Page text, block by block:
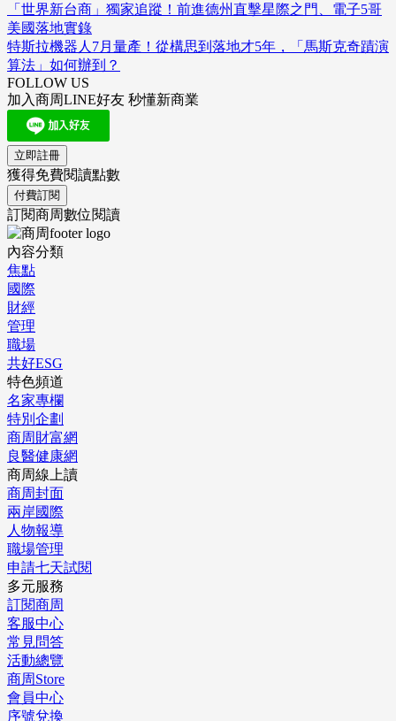
「世界新台商」獨家追蹤！前進德州直擊星際之門、電子5哥
美國落地實錄
特斯拉機器人7月量產！從構思到落地才5年，「馬斯克奇蹟演
算法」如何辦到？
FOLLOW US
加入商周LINE好友 秒懂新商業
立即註冊
獲得免費閱讀點數
付費訂閱
訂閱商周數位閱讀
內容分類
焦點
國際
財經
管理
職場
共好ESG
特色頻道
名家專欄
特別企劃
商周財富網
良醫健康網
商周線上讀
商周封面
兩岸國際
人物報導
職場管理
申請七天試閱
多元服務
訂閱商周
客服中心
常見問答
活動總覽
商周Store
會員中心
序號兌換